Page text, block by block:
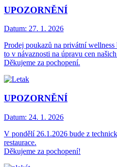
UPOZORNĚNÍ
Datum: 27. 1. 2026
Prodej poukazů na privátní
to v návaznosti na úpravu cen
Děkujeme za pochopení.
UPOZORNĚNÍ
Datum: 24. 1. 2026
V pondělí 26.1.2026 bude z
restaurace.
Děkujeme za pochopení!